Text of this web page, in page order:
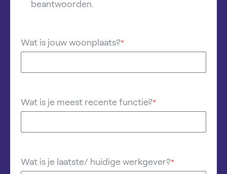
beantwoorden.
Wat is jouw woonplaats?*
Wat is je meest recente functie?*
Wat is je laatste/ huidige werkgever?*